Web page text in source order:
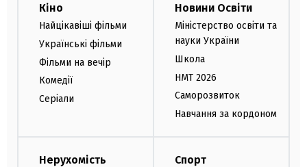
Кіно
Найцікавіші фільми
Українські фільми
Фільми на вечір
Комедії
Серіали
Новини Освіти
Міністерство освіти та
науки України
Школа
НМТ 2026
Саморозвиток
Навчання за кордоном
Нерухомість Спорт